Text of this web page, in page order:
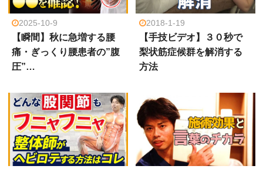
2025-10-9
【瞬間】秋に急増する腰
痛・ぎっくり腰患者の”腹
圧”…
2018-1-19
【手技ビデオ】３０秒で
梨状筋症候群を解消する
方法